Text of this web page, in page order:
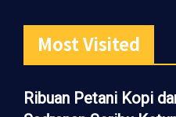
Most Visited
Ribuan Petani Kopi